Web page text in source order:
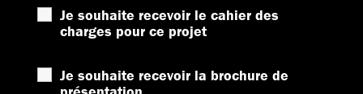
Je souhaite recevoir le cahier des
charges pour ce projet
Je souhaite recevoir la brochure de